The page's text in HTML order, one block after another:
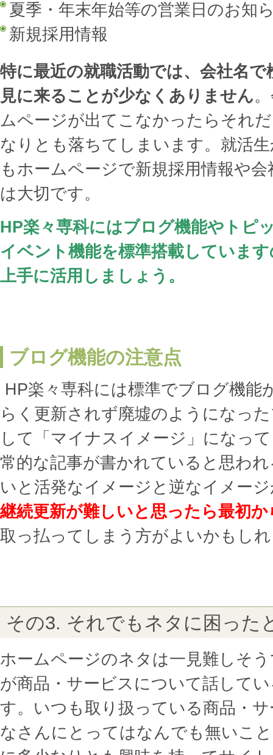
夏季・年末年始等の営業日のお知
新規採用情報
特に最近の就職活動では、会社名
見に来ることが少なくありません
ムページが出てこなかったらそれ
なりとも落ちてしまいます。就活
もホームページで新規採用情報や
は大切です。
HP楽々専科にはブログ機能やトピ
イベント機能を標準搭載していま
上手に活用しましょう。
ブログ機能の注意点
HP楽々専科には標準でブログ機能
らく更新されず廃墟のようになっ
して「マイナスイメージ」になっ
常的な記事が書かれていると思わ
いと活発なイメージと逆なイメー
継続更新が難しいと思ったら最初
取っ払ってしまう方がよいかもし
その3. それでもネタに困った
ホームページのネタは一見難しそ
が商品・サービスについて話して
す。いつも取り扱っている商品・
なさんにとってはなんでも無いこ